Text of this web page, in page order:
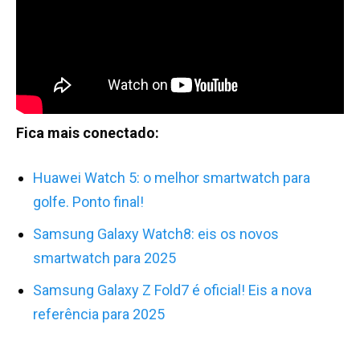
Fica mais conectado:
Huawei Watch 5: o melhor smartwatch para
golfe. Ponto final!
Samsung Galaxy Watch8: eis os novos
smartwatch para 2025
Samsung Galaxy Z Fold7 é oficial! Eis a nova
referência para 2025